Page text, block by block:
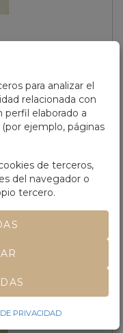
345 p. + 1 h. Bellas
hilo exprofeso y con la
estampada, rozada.
definitivo revisado y
y sin permiso se
de Buenos
para analizar el
relacionada con
perfil elaborado a
ejemplo, páginas
de terceros,
del navegador o
tercero.
PRIVACIDAD